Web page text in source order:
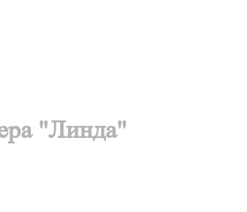
"Линда"